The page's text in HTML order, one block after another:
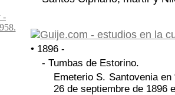
• 1896 -
- Tumbas de Estorino.
Emeterio S. Santovenia
26 de septiembre de 1896